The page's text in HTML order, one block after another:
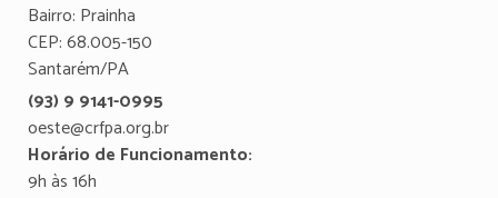
Bairro: Prainha
CEP: 68.005-150
Santarém/PA
(93) 9 9141-0995
oeste@crfpa.org.br
Horário de Funcionamento:
9h às 16h